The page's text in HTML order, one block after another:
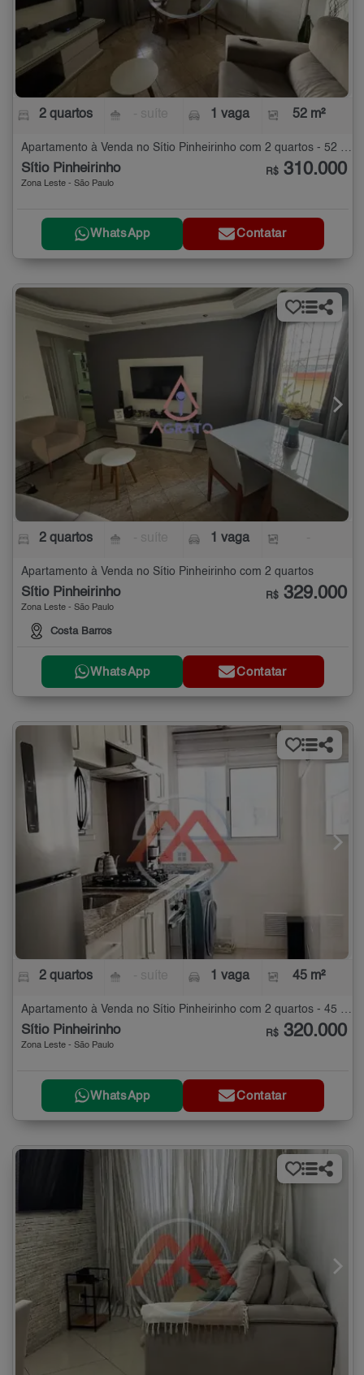
2 quartos 1 vaga 52 m²
Sítio Pinheirinho
Zona Leste - São Paulo
R$ 310.000
WhatsApp Contatar
2 quartos 1 vaga
Apartamento à Venda no Sítio Pinheirinho com 2 quartos
Sítio Pinheirinho
Zona Leste - São Paulo
Costa Barros
R$ 329.000
WhatsApp Contatar
2 quartos 1 vaga 45 m²
Apartamento à Venda no Sítio Pinheirinho com 2 quartos - 45 m²
Sítio Pinheirinho
Zona Leste - São Paulo
R$ 320.000
WhatsApp Contatar